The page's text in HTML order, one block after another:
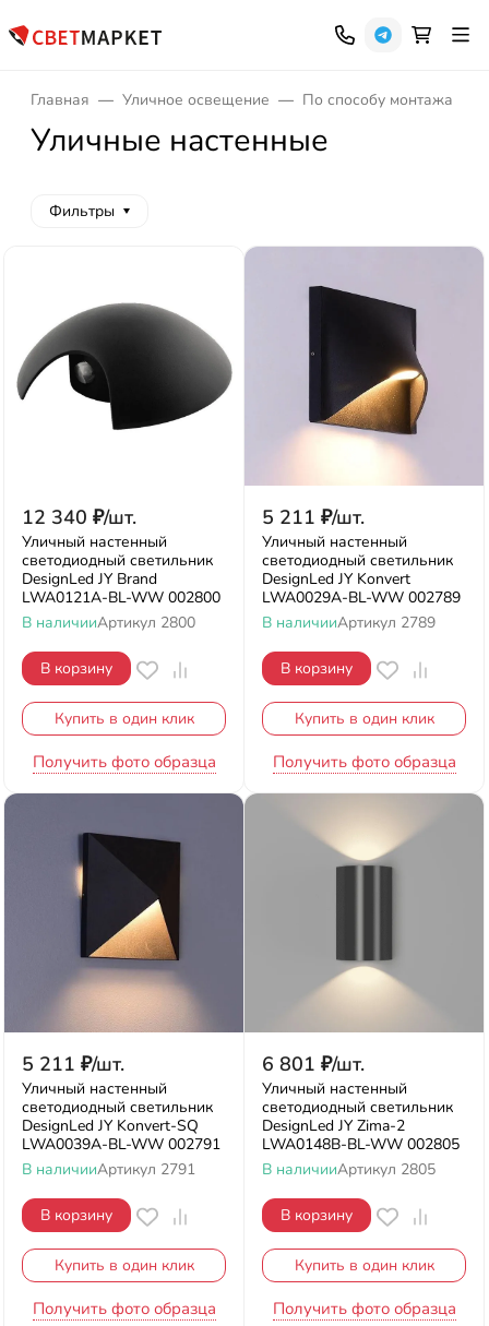
Главная Уличное освещение По способу монтажа
Уличные настенные
Фильтры
12 340 ₽/шт.
Уличный настенный
светодиодный светильник
DesignLed JY Brand
LWA0121A-BL-WW 002800
В наличииАртикул 2800
В корзину
Купить в один клик
Получить фото образца
5 211 ₽/шт.
Уличный настенный
светодиодный светильник
DesignLed JY Konvert
LWA0029A-BL-WW 002789
В наличииАртикул 2789
В корзину
Купить в один клик
Получить фото образца
5 211 ₽/шт.
Уличный настенный
светодиодный светильник
DesignLed JY Konvert-SQ
LWA0039A-BL-WW 002791
В наличииАртикул 2791
В корзину
Купить в один клик
Получить фото образца
6 801 ₽/шт.
Уличный настенный
светодиодный светильник
DesignLed JY Zima-2
LWA0148B-BL-WW 002805
В наличииАртикул 2805
В корзину
Купить в один клик
Получить фото образца